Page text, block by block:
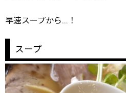
早速スープから…！
スープ